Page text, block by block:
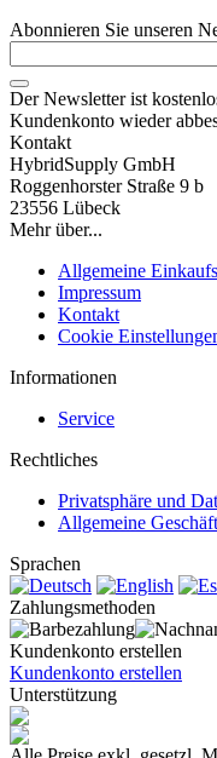
Abonnieren Sie unseren
Der Newsletter ist
Kundenkonto wieder
Kontakt
HybridSupply GmbH
Roggenhorster Straße 9 b
23556 Lübeck
Mehr über...
Allgemeine
Impressum
Kontakt
Cookie
Informationen
Service
Rechtliches
Privatsphäre und
Allgemeine
Sprachen
Zahlungsmethoden
Kundenkonto erstellen
Kundenkonto erstellen
Unterstützung